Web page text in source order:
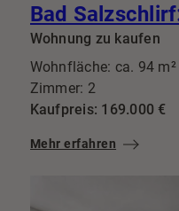
Wohnung zu kaufen
Wohnfläche: ca. 94 m²
Zimmer: 2
Kaufpreis: 169.000 €
Mehr erfahren